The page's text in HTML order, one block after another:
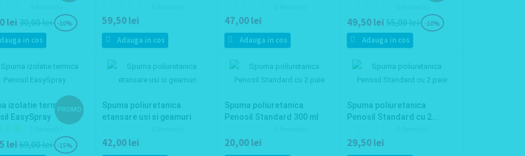
lei 30,00 lei -10%
in cos
59,50 lei
Adauga in cos
47,00 lei
Adauga in cos
49,50 lei55,00 lei -10%
Adauga in cos
PROMO
izolatie termica
EasySpray
lei 69,00 lei -15%
Spuma poliuretanica
etansare usi si geamuri
42,00 lei
Spuma poliuretanica
Penosil Standard 300 ml
20,00 lei
Spuma poliuretanica
Penosil Standard cu 2...
29,50 lei